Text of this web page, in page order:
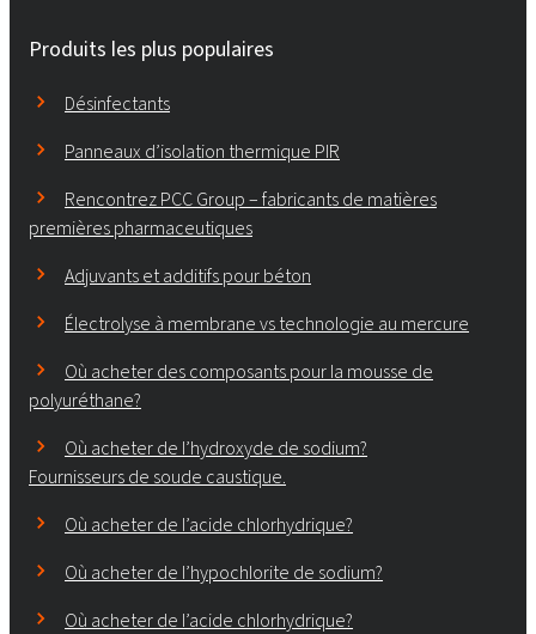
Produits les plus populaires
Désinfectants
Panneaux d’isolation thermique PIR
Rencontrez PCC Group – fabricants de matières
premières pharmaceutiques
Adjuvants et additifs pour béton
Électrolyse à membrane vs technologie au mercure
Où acheter des composants pour la mousse de
polyuréthane?
Où acheter de l’hydroxyde de sodium?
Fournisseurs de soude caustique.
Où acheter de l’acide chlorhydrique?
Où acheter de l’hypochlorite de sodium?
Où acheter de l’acide chlorhydrique?